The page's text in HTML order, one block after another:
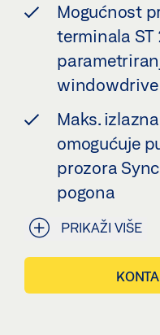
Mogućnost
terminala
windowdrive
Maks.
omogućuje
prozora
pogona
PRIKAŽI VIŠE